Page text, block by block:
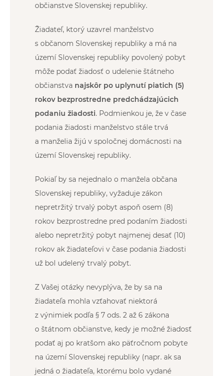
občianstve Slovenskej republiky.
Žiadateľ, ktorý uzavrel manželstvo
s občanom Slovenskej republiky a má na
území Slovenskej republiky povolený pobyt
môže podať žiadosť o udelenie štátneho
občianstva najskôr po uplynutí piatich (5)
rokov bezprostredne predchádzajúcich
podaniu žiadosti. Podmienkou je, že v čase
podania žiadosti manželstvo stále trvá
a manželia žijú v spoločnej domácnosti na
území Slovenskej republiky.
Pokiaľ by sa nejednalo o manžela občana
Slovenskej republiky, vyžaduje zákon
nepretržitý trvalý pobyt aspoň osem (8)
rokov bezprostredne pred podaním žiadosti
alebo nepretržitý pobyt najmenej desať (10)
rokov ak žiadateľovi v čase podania žiadosti
už bol udelený trvalý pobyt.
Z Vašej otázky nevyplýva, že by sa na
žiadateľa mohla vzťahovať niektorá
z výnimiek podľa § 7 ods. 2 až 6 zákona
o štátnom občianstve, kedy je možné žiadosť
podať aj po kratšom ako päťročnom pobyte
na území Slovenskej republiky (napr. ak sa
jedná o žiadateľa, ktorému bolo vydané